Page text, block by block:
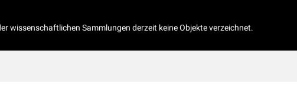
wissenschaftlichen Sammlungen derzeit keine Objekte verzeichnet.